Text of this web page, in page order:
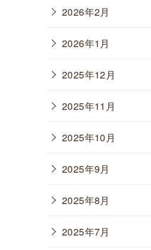
2026年2月
2026年1月
2025年12月
2025年11月
2025年10月
2025年9月
2025年8月
2025年7月